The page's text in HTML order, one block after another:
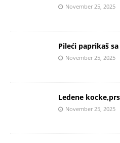
November 25, 2025
Pileći paprikaš
November 25, 2025
Ledene
November 25, 2025